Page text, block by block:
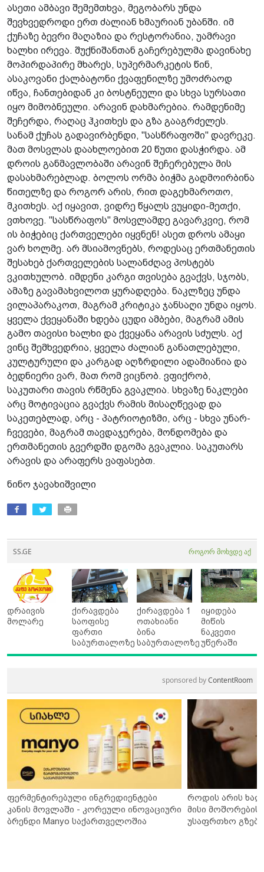
ასეთი ამბავი შემემთხვა, მეგობარს უნდა
შევხვედროდი ერთ ძალიან ხმაურიან უბანში. იმ
ქუჩაზე ბევრი მაღაზია და რესტორანია, უამრავი
ხალხი ირევა. შუქნიშანთან გაჩერებულმა დავინახე
მოპირდაპირე მხარეს, სუპერმარკეტის წინ,
ასაკოვანი ქალბატონი ქვაფენილზე უმოძრაოდ
იწვა, ჩანთებიდან კი ბოსტნეული და სხვა სურსათი
იყო მიმობნეული. არავინ დახმარებია. რამდენიმე
შეჩერდა, რაღაც ჰკითხეს და გზა გააგრძელეს.
სანამ ქუჩას გადავირბენდი, "სასწრაფოში" დავრეკე.
მათ მოსვლას დაახლოებით 20 წუთი დასჭირდა. ამ
დროის განმავლობაში არავინ შეჩერებულა მის
დასახმარებლად. ბოლოს ორმა ბიჭმა გადმოირბინა
წითელზე და როგორ არის, რით დაგეხმაროთო,
მკითხეს. აქ იყავით, ვიდრე წყალს ვუყიდი-მეთქი,
ვთხოვე. "სასწრაფოს" მოსვლამდე გავარკვიე, რომ
ის ბიჭებიც ქართველები იყვნენ! ასეთ დროს ამაყი
ვარ ხოლმე. არ მსიამოვნებს, როდესაც ერთმანეთის
შესახებ ქართველების სალანძღავ პოსტებს
ვკითხულობ. იმდენი კარგი თვისება გვაქვს, სჯობს,
ამაზე გავამახვილოთ ყურადღება. ნაკლზეც უნდა
ვილაპარაკოთ, მაგრამ კრიტიკა ჯანსაღი უნდა იყოს.
ყველა ქვეყანაში ხდება ცუდი ამბები, მაგრამ ამის
გამო თავისი ხალხი და ქვეყანა არავის სძულს. აქ
ვინც შემხვედრია, ყველა ძალიან განათლებული,
კულტურული და კარგად აღზრდილი ადამიანია და
ბედნიერი ვარ, მათ რომ ვიცნობ. ვფიქრობ,
საკუთარი თავის რწმენა გვაკლია. სხვაზე ნაკლები
არც მოტივაცია გვაქვს რამის მისაღწევად და
საკეთებლად, არც - პატრიოტიზმი, არც - სხვა უნარ-
ჩვევები, მაგრამ თავდაჯერება, მონდომება და
ერთმანეთის გვერდში დგომა გვაკლია. საკუთარს
არავის და არაფერს ვაფასებთ.
ნინო ჯავახიშვილი
SS.GE როგორ მოხვდე აქ
დრაივის
მოლარე
ქირავდება
საოფისე
ფართი
საბურთალოზე
ქირავდება 1
ოთახიანი
ბინა
საბურთალოზე
იყიდება
მიწის
ნაკვეთი
უწერაში
sponsored byContentRoom
ფერმენტირებული ინგრედიენტები
კანის მოვლაში - კორეული ინოვაციური
ბრენდი Manyo საქართველოშია
როდის არის
მისი მოშორების
უსაფრთხო გზები